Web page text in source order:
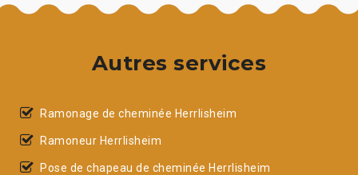
Autres services
Ramonage de cheminée Herrlisheim
Ramoneur Herrlisheim
Pose de chapeau de cheminée Herrlisheim